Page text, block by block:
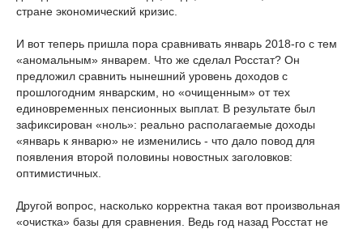
стране экономический кризис.
И вот теперь пришла пора сравнивать январь 2018-го с тем
«аномальным» январем. Что же сделал Росстат? Он
предложил сравнить нынешний уровень доходов с
прошлогодним январским, но «очищенным» от тех
единовременных пенсионных выплат. В результате был
зафиксирован «ноль»: реально располагаемые доходы
«январь к январю» не изменились - что дало повод для
появления второй половины новостных заголовков:
оптимистичных.
Другой вопрос, насколько корректна такая вот произвольная
«очистка» базы для сравнения. Ведь год назад Росстат не